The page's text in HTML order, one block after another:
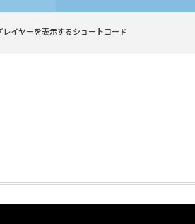
レイヤーを表示するショートコード